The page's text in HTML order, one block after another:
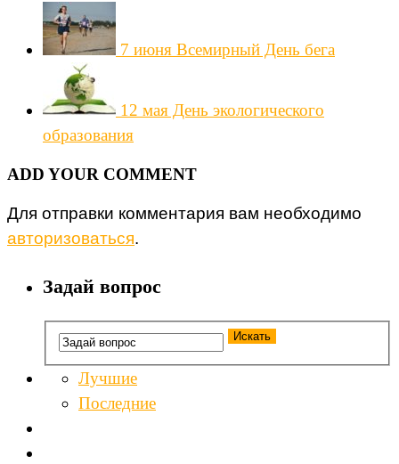
7 июня Всемирный День бега
12 мая День экологического
образования
ADD YOUR COMMENT
Для отправки комментария вам необходимо
авторизоваться.
Задай вопрос
Лучшие
Последние